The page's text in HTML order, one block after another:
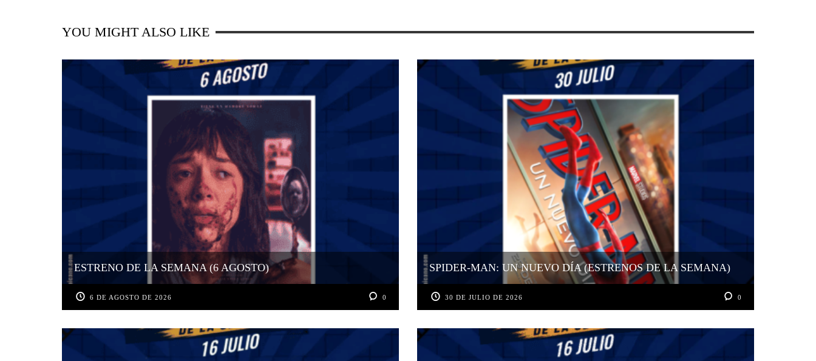
YOU MIGHT ALSO LIKE
ESTRENO DE LA SEMANA (6 AGOSTO)
6 DE AGOSTO DE 2026 0
SPIDER-MAN: UN NUEVO DÍA (ESTRENOS DE LA SEMANA)
30 DE JULIO DE 2026 0